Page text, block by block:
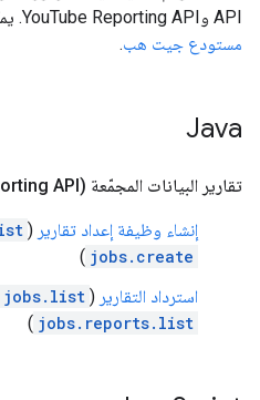
API وYouTube Reporting API. يمكنك أيضًا تنزيل هذه النماذج من
مستودع جيت هب.
Java
تقارير البيانات المجمّعة (YouAPI)
إنشاء وظيفة إعداد تقارير (
jobs.create
)
استرداد التقارير (
jobs.list
jobs.reports.list
)